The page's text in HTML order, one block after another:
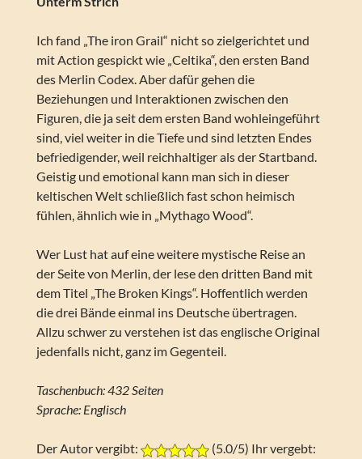
Ich fand „The iron Grail“ nicht so zielgerichtet und
mit Action gespickt wie „Celtika“, den ersten Band
des Merlin Codex. Aber dafür gehen die
Beziehungen und Interaktionen zwischen den
Figuren, die ja seit dem ersten Band wohleingeführt
sind, viel weiter in die Tiefe und sind letzten Endes
befriedigender, weil reichhaltiger als der Startband.
Geistig und emotional kann man sich in dieser
keltischen Welt schließlich fast schon heimisch
fühlen, ähnlich wie in „Mythago Wood“.
Wer Lust hat auf eine weitere mystische Reise an
der Seite von Merlin, der lese den dritten Band mit
dem Titel „The Broken Kings“. Hoffentlich werden
die drei Bände einmal ins Deutsche übertragen.
Allzu schwer zu verstehen ist das englische Original
jedenfalls nicht, ganz im Gegenteil.
Taschenbuch: 432 Seiten
Sprache: Englisch
Der Autor vergibt:
(5.0/5) Ihr vergebt: